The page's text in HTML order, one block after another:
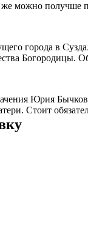
можно получше
города в
Богородицы.
Юрия
Стоит